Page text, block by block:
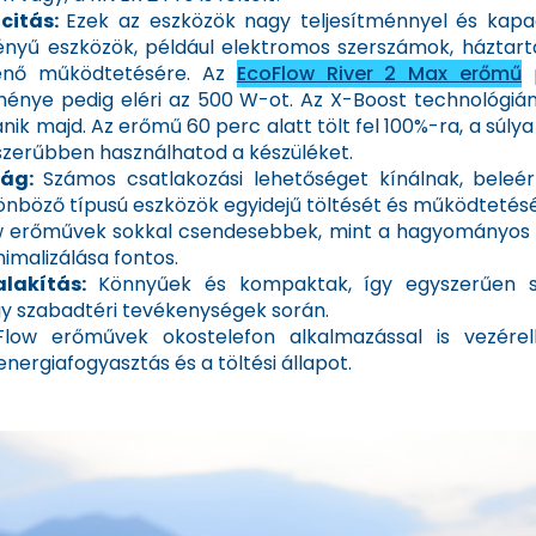
Ezek az eszközök nagy teljesítménnyel és
eszközök, például elektromos szerszámok,
működtetésére. Az EcoFlow River 2 Max erőmű
pedig eléri az 500 W-ot. Az X-Boost
majd. Az erőmű 60 perc alatt tölt fel 100%-ra, a
használhatod a készüléket.
Számos csatlakozási lehetőséget kínálnak,
típusú eszközök egyidejű töltését és
erőművek sokkal csendesebbek, mint a
fontos.
Könnyűek és kompaktak, így
szabadtéri tevékenységek során.
erőművek okostelefon alkalmazással is
és a töltési állapot.